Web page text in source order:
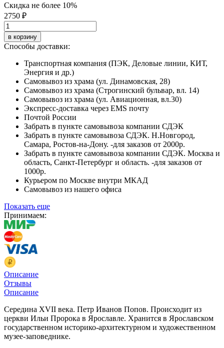
Скидка не более 10%
2750 ₽
в корзину
Способы доставки:
Транспортная компания (ПЭК, Деловые линии, КИТ,
Энергия и др.)
Самовывоз из храма (ул. Динамовская, 28)
Самовывоз из храма (Строгинский бульвар, вл. 14)
Самовывоз из храма (ул. Авиационная, вл.30)
Экспресс-доставка через EMS почту
Почтой России
Забрать в пункте самовывоза компании СДЭК
Забрать в пункте самовывоза СДЭК. Н.Новгород,
Самара, Ростов-на-Дону. -для заказов от 2000р.
Забрать в пункте самовывоза компании СДЭК. Москва и
область, Санкт-Петербург и область. -для заказов от
1000р.
Курьером по Москве внутри МКАД
Самовывоз из нашего офиса
Показать еще
Принимаем:
Описание
Отзывы
Описание
Середина XVII века. Петр Иванов Попов. Происходит из
церкви Ильи Пророка в Ярославле. Хранится в Ярославском
государственном историко-архитектурном и художественном
музее-заповеднике.